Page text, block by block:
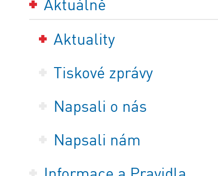
Aktuálně
Aktuality
Tiskové zprávy
Napsali o nás
Napsali nám